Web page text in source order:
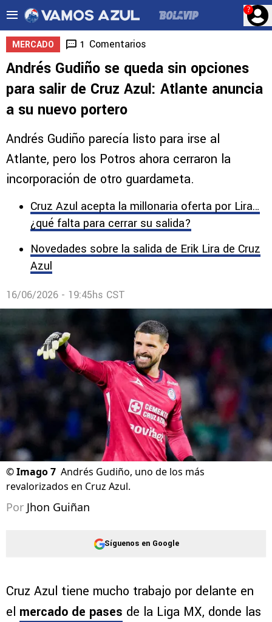
?
MERCADO 1 Comentarios
Andrés Gudiño se queda sin opciones
para salir de Cruz Azul: Atlante anuncia
a su nuevo portero
Andrés Gudiño parecía listo para irse al
Atlante, pero los Potros ahora cerraron la
incorporación de otro guardameta.
Cruz Azul acepta la millonaria oferta por Lira…
¿qué falta para cerrar su salida?
Novedades sobre la salida de Erik Lira de Cruz
Azul
16/06/2026 - 19:45hs CST
©Imago 7 Andrés Gudiño, uno de los más
revalorizados en Cruz Azul.
Por Jhon Guiñan
Síguenos en Google
Cruz Azul tiene mucho trabajo por delante en
el mercado de pases de la Liga MX, donde las